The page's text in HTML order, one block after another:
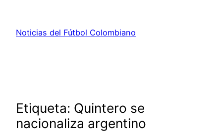
contenido
Noticias del Fútbol Colombiano
Etiqueta: Quintero se
nacionaliza argentino